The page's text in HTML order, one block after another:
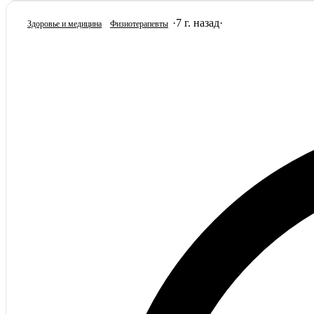
Здоровье и медицина Физиотерапевты ·7 г. назад·